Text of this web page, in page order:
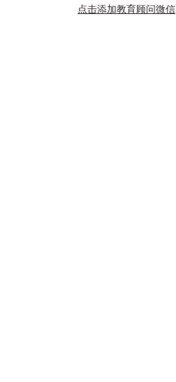
点击添加教育顾问微信